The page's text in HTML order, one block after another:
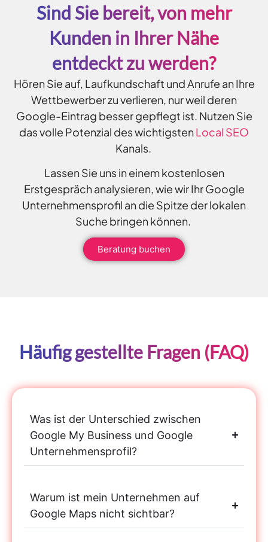
Sind Sie bereit, von mehr
Kunden in Ihrer Nähe
entdeckt zu werden?
Hören Sie auf, Laufkundschaft und Anrufe an Ihre
Wettbewerber zu verlieren, nur weil deren
Google-Eintrag besser gepflegt ist. Nutzen Sie
das volle Potenzial des wichtigstenLocal SEO
Kanals.
Lassen Sie uns in einem kostenlosen
Erstgespräch analysieren, wie wir Ihr Google
Unternehmensprofil an die Spitze der lokalen
Suche bringen können.
Beratung buchen
Häufig gestellte Fragen (FAQ)
Was ist der Unterschied zwischen
Google My Business und Google
Unternehmensprofil?
Warum ist mein Unternehmen auf
Google Maps nicht sichtbar?